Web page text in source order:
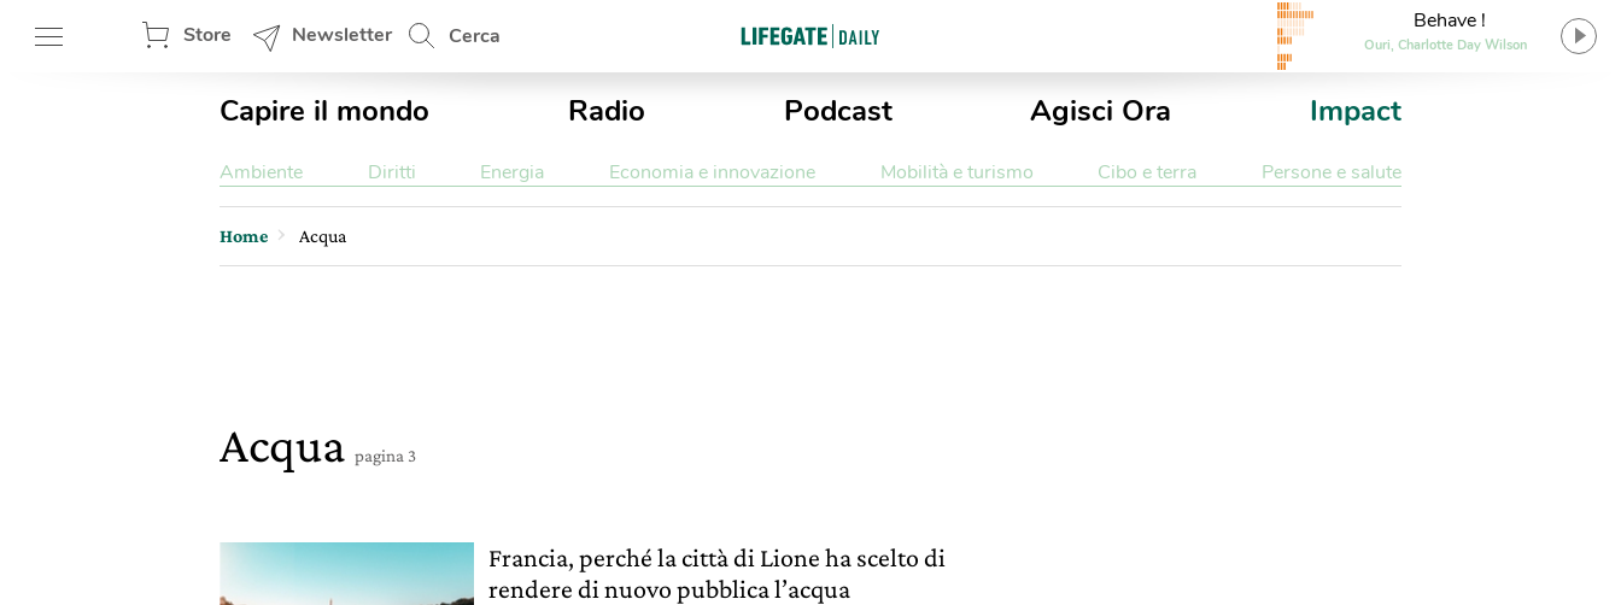
Store Newsletter Cerca
Behave !
Ouri, Charlotte Day Wilson
Capire il mondo Radio Podcast Agisci Ora Impact
Ambiente Diritti Energia Economia e innovazione Mobilità e turismo Cibo e terra Persone e salute
Home Acqua
Acqua pagina 3
Francia, perché la città di Lione ha scelto di
rendere di nuovo pubblica l’acqua